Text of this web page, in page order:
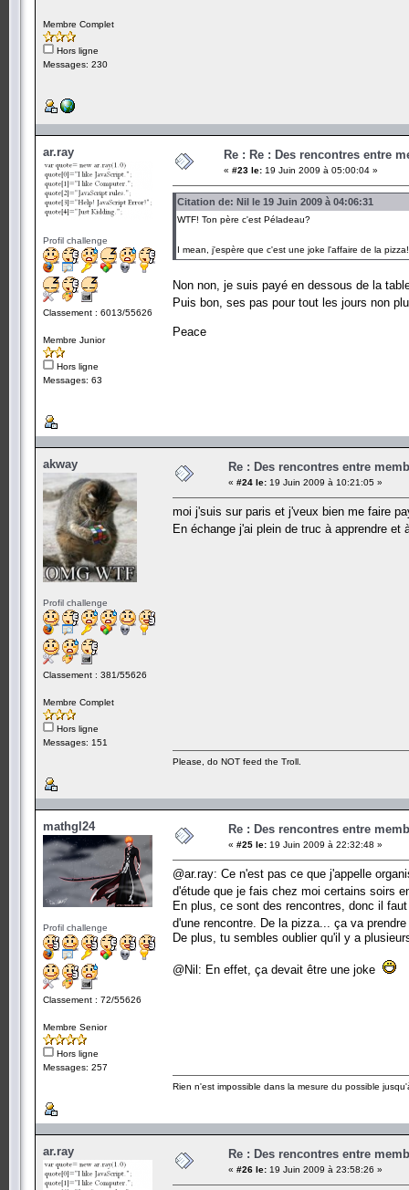
Membre Complet
Hors ligne
Messages: 230
ar.ray
Profil challenge
Classement : 6013/55626
Membre Junior
Hors ligne
Messages: 63
Re : Re : Des rencontres entre
« #23 le: 19 Juin 2009 à 05:00:04 »
Citation de: Nil le 19 Juin 2009 à 04:06:31
WTF! Ton père c'est Péladeau?
I mean, j'espère que c'est une joke l'affaire de la
Non non, je suis payé en dessous de la
Puis bon, ses pas pour tout les jours non
Peace
akway
Profil challenge
Classement : 381/55626
Membre Complet
Hors ligne
Messages: 151
Re : Des rencontres entre
« #24 le: 19 Juin 2009 à 10:21:05 »
moi j'suis sur paris et j'veux bien me faire
En échange j'ai plein de truc à apprendre
Please, do NOT feed the Troll.
mathgl24
Profil challenge
Classement : 72/55626
Membre Senior
Hors ligne
Messages: 257
Re : Des rencontres entre
« #25 le: 19 Juin 2009 à 22:32:48 »
@ar.ray: Ce n'est pas ce que j'appelle
d'étude que je fais chez moi certains soirs
En plus, ce sont des rencontres, donc il
d'une rencontre. De la pizza... ça va
De plus, tu sembles oublier qu'il y a
@Nil: En effet, ça devait être une joke
Rien n'est impossible dans la mesure du possible
ar.ray Re : Des rencontres entre
« #26 le: 19 Juin 2009 à 23:58:26 »